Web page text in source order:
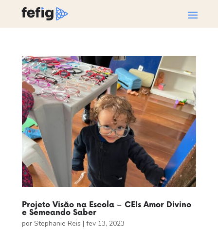
Projeto Visão na Escola – CEIs Amor Divino
e Semeando Saber
por Stephanie Reis | fev 13, 2023